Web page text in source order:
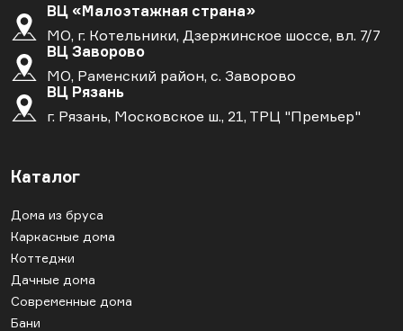
ВЦ «Малоэтажная страна»
МО, г. Котельники, Дзержинское шоссе, вл. 7/7
ВЦ Заворово
МО, Раменский район, с. Заворово
ВЦ Рязань
г. Рязань, Московское ш., 21, ТРЦ "Премьер"
Каталог
Дома из бруса
Каркасные дома
Коттеджи
Дачные дома
Современные дома
Бани